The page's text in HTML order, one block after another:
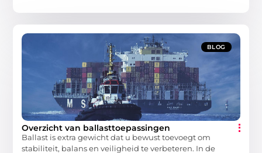
BLOG
Overzicht van ballasttoepassingen
Ballast is extra gewicht dat u bewust toevoegt om
stabiliteit, balans en veiligheid te verbeteren. In de